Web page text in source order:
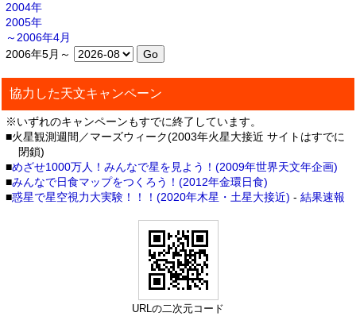
2004年
2005年
～2006年4月
2006年5月～
協力した天文キャンペーン
※いずれのキャンペーンもすでに終了しています。
■火星観測週間／マーズウィーク(2003年火星大接近 サイトはすでに
閉鎖)
■めざせ1000万人！みんなで星を見よう！(2009年世界天文年企画)
■みんなで日食マップをつくろう！(2012年金環日食)
■惑星で星空視力大実験！！！(2020年木星・土星大接近) - 結果速報
URLの二次元コード